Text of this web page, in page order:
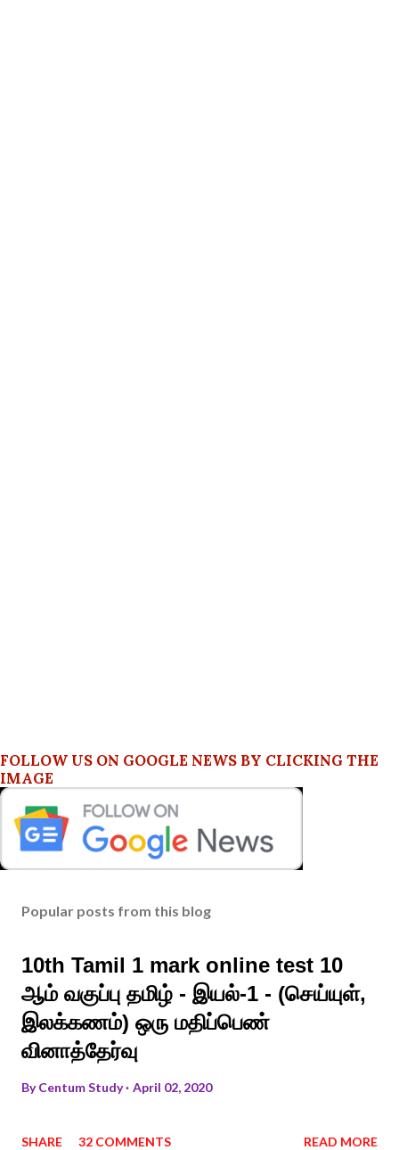
FOLLOW US ON GOOGLE NEWS BY CLICKING THE
IMAGE
Popular posts from this blog
10th Tamil 1 mark online test 10
ஆம் வகுப்பு தமிழ் - இயல்-1 - (செய்யுள்,
இலக்கணம்) ஒரு மதிப்பெண்
வினாத்தேர்வு
ByCentum Study April 02, 2020
SHARE 32 COMMENTS READ MORE